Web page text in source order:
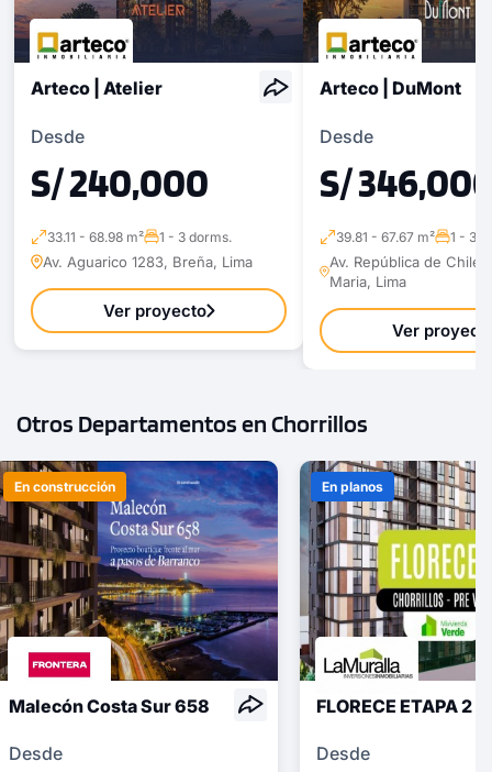
Arteco | Atelier
Desde
S/ 240,000
33.11 - 68.98 m² 1 - 3 dorms.
Av. Aguarico 1283, Breña, Lima
Ver proyecto
Arteco | DuMont
Desde
S/
39.81 - 67.67 m² 1 - 3
Av. República de Chile
Maria, Lima
Ver
Otros Departamentos en Chorrillos
En construcción
Malecón Costa Sur 658
Desde
En planos
FLORECE ETAPA 2
Desde